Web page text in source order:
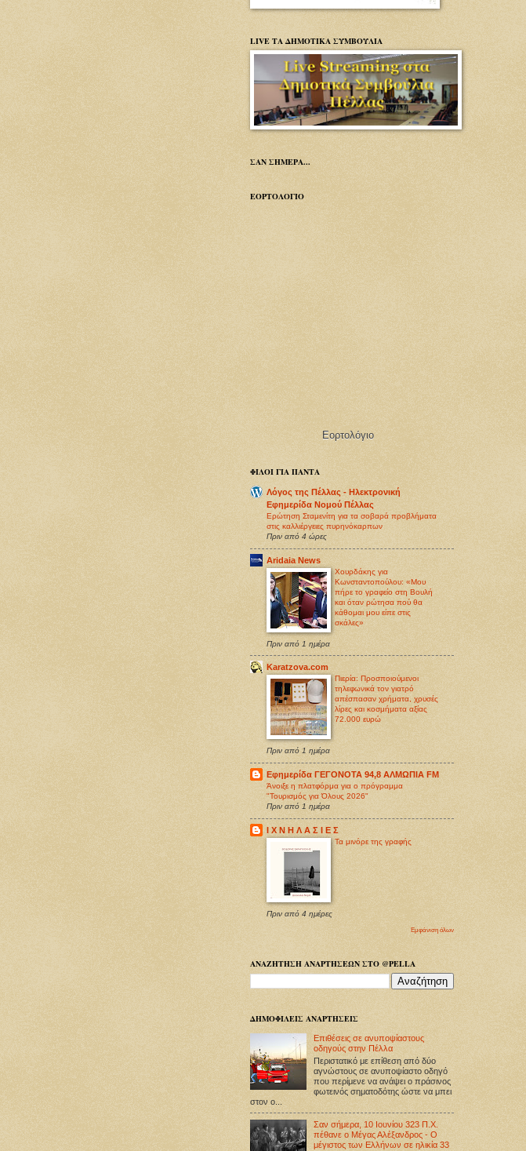
LIVE ΤΑ ΔΗΜΟΤΙΚΑ ΣΥΜΒΟΥΛΙΑ
ΣΑΝ ΣΗΜΕΡΑ...
ΕΟΡΤΟΛΟΓΙΟ
Εορτολόγιο
ΦΙΛΟΙ ΓΙΑ ΠΑΝΤΑ
Λόγος της Πέλλας - Ηλεκτρονική
Εφημερίδα Νομού Πέλλας
Ερώτηση Σταμενίτη για τα σοβαρά προβλήματα
στις καλλιέργειες πυρηνόκαρπων
Πριν από 4 ώρες
Aridaia News
Χουρδάκης για
Κωνσταντοπούλου: «Μου
πήρε το γραφείο στη Βουλή
και όταν ρώτησα πού θα
κάθομαι μου είπε στις
σκάλες»
Πριν από 1 ημέρα
Karatzova.com
Πιερία: Προσποιούμενοι
τηλεφωνικά τον γιατρό
απέσπασαν χρήματα, χρυσές
λίρες και κοσμήματα αξίας
72.000 ευρώ
Πριν από 1 ημέρα
Εφημερίδα ΓΕΓΟΝΟΤΑ 94,8 ΑΛΜΩΠΙΑ FM
Άνοιξε η πλατφόρμα για ο πρόγραμμα
"Τουρισμός για Όλους 2026"
Πριν από 1 ημέρα
Ι Χ Ν Η Λ Α Σ Ι Ε Σ
Τα μινόρε της γραφής
Πριν από 4 ημέρες
Εμφάνιση όλων
ΑΝΑΖΗΤΗΣΗ ΑΝΑΡΤΗΣΕΩΝ ΣΤΟ @PELLA
ΔΗΜΟΦΙΛΕΙΣ ΑΝΑΡΤΗΣΕΙΣ
Επιθέσεις σε ανυποψίαστους
οδηγούς στην Πέλλα
Περιστατικό με επίθεση από δύο
αγνώστους σε ανυποψίαστο οδηγό
που περίμενε να ανάψει ο πράσινος
φωτεινός σηματοδότης ώστε να μπει
στον ο...
Σαν σήμερα, 10 Ιουνίου 323 Π.Χ.
πέθανε ο Μέγας Αλέξανδρος - Ο
μέγιστος των Ελλήνων σε ηλικία 33